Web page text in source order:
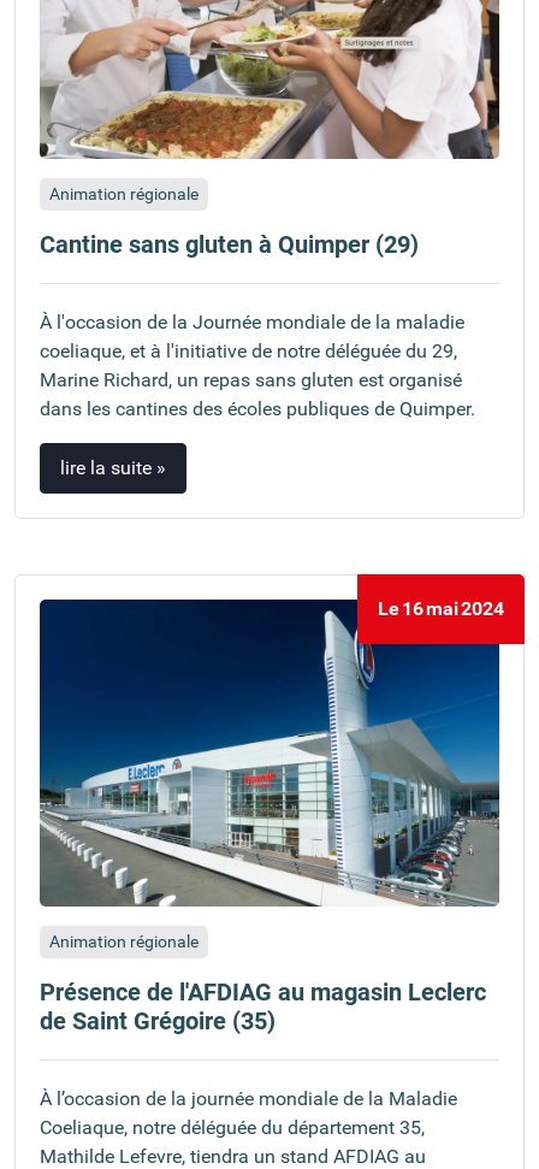
Animation régionale
Cantine sans gluten à Quimper (29)
À l'occasion de la Journée mondiale de la maladie
coeliaque, et à l'initiative de notre déléguée du 29,
Marine Richard, un repas sans gluten est organisé
dans les cantines des écoles publiques de Quimper.
lire la suite »
Le16mai2024
Animation régionale
Présence de l'AFDIAG au magasin Leclerc
de Saint Grégoire (35)
À l’occasion de la journée mondiale de la Maladie
Coeliaque, notre déléguée du département 35,
Mathilde Lefevre, tiendra un stand AFDIAG au